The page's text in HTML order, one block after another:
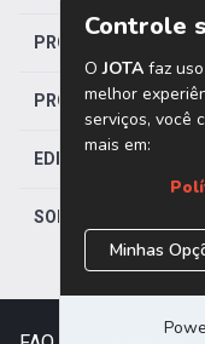
PRO TRABALHISTA
PRO SAÚDE
EDITORIAS
SOBRE O JOTA